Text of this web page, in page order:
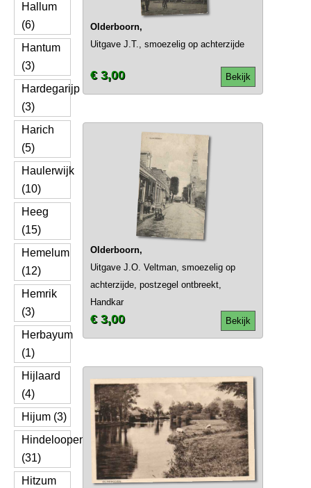
Hallum
(6)
Hantum
(3)
Hardegarijp
(3)
Harich
(5)
Haulerwijk
(10)
Heeg
(15)
Hemelum
(12)
Hemrik
(3)
Herbayum
(1)
Hijlaard
(4)
Hijum (3)
Hindeloopen
(31)
Hitzum
Olderboorn,
Uitgave J.T., smoezelig op achterzijde
Bekijk
€ 3,00
Olderboorn,
Uitgave J.O. Veltman, smoezelig op
achterzijde, postzegel ontbreekt,
Handkar
Bekijk
€ 3,00